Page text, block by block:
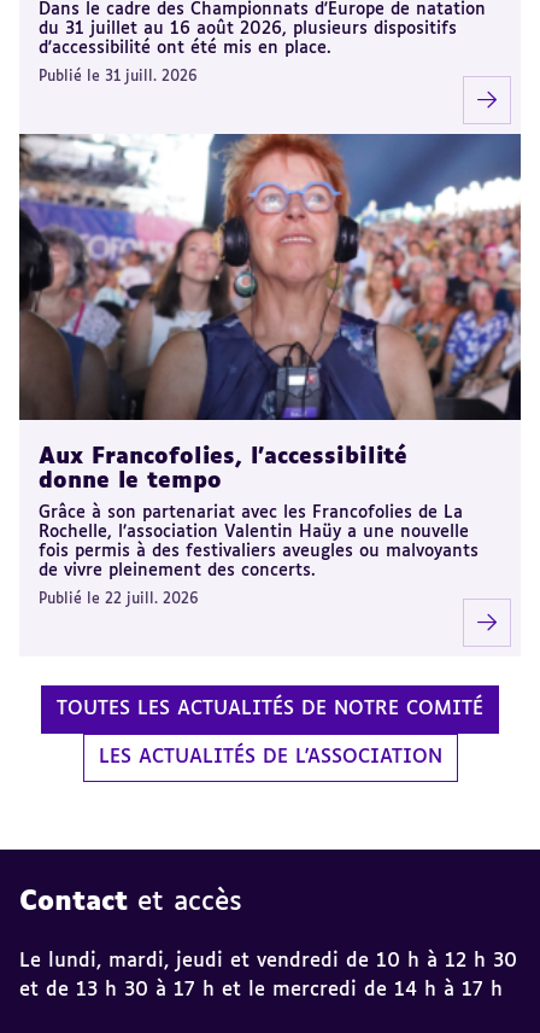
Dans le cadre des Championnats d'Europe de natation
du 31 juillet au 16 août 2026, plusieurs dispositifs
d'accessibilité ont été mis en place.
Publié le 31 juill. 2026
Aux Francofolies, l’accessibilité
donne le tempo
Grâce à son partenariat avec les Francofolies de La
Rochelle, l’association Valentin Haüy a une nouvelle
fois permis à des festivaliers aveugles ou malvoyants
de vivre pleinement des concerts.
Publié le 22 juill. 2026
TOUTES LES ACTUALITÉS DE NOTRE COMITÉ
LES ACTUALITÉS DE L'ASSOCIATION
Contact et accès
Le lundi, mardi, jeudi et vendredi de 10 h à 12 h 30
et de 13 h 30 à 17 h et le mercredi de 14 h à 17 h